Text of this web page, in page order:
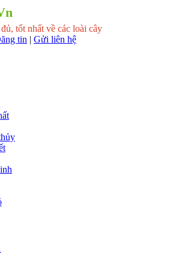
tốt nhất về các loài cây
tin | Gửi liên hệ